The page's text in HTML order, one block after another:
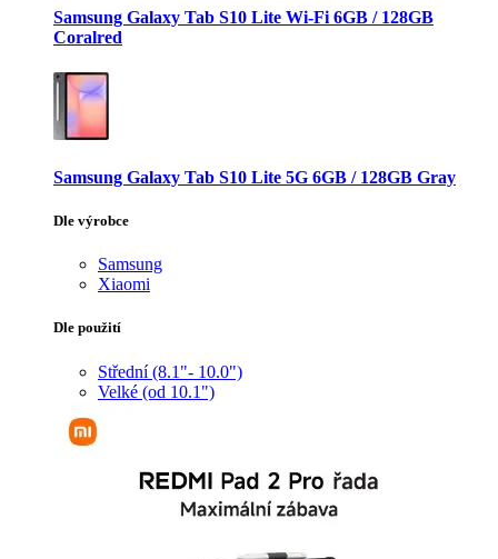
Samsung Galaxy Tab S10 Lite Wi-Fi 6GB / 128GB
Coralred
Samsung Galaxy Tab S10 Lite 5G 6GB / 128GB Gray
Dle výrobce
Samsung
Xiaomi
Dle použití
Střední (8.1"- 10.0")
Velké (od 10.1")